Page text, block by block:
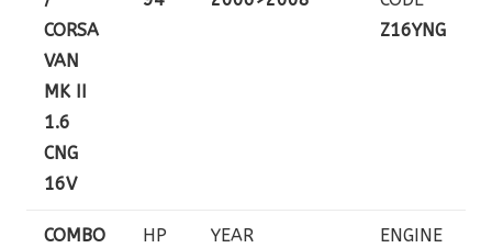
CORSA
VAN
MK II
1.6
CNG
16V
Z16YNG
COMBO
HP
YEAR
ENGINE